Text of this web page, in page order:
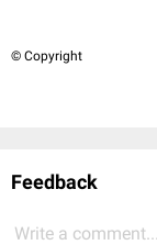
© Copyright
Feedback
Write a comment...